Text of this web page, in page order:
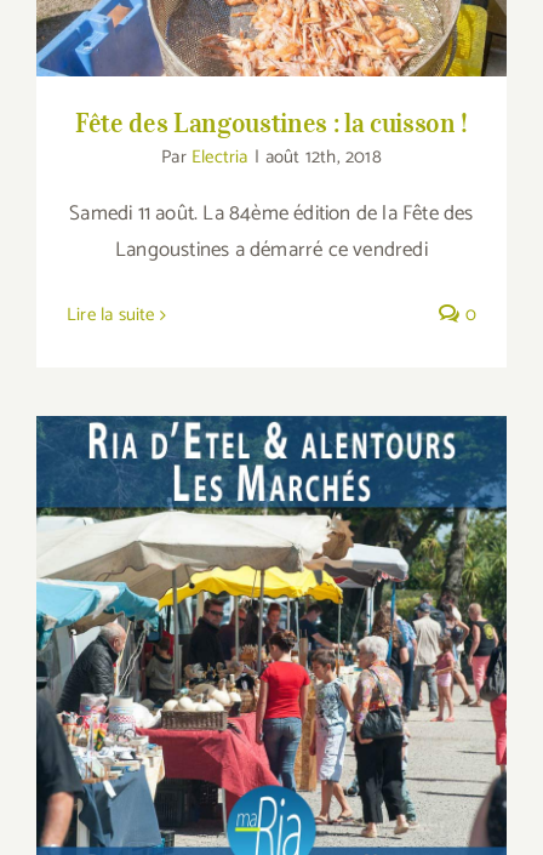
Fête des Langoustines : la cuisson !
Par Electria | août 12th, 2018
Samedi 11 août. La 84ème édition de la Fête des
Langoustines a démarré ce vendredi
Lire la suite 0
Les marchés diurnes et nocturnes en Ria
d’Etel été 2018